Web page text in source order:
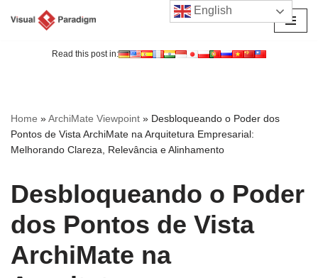
Read this post in:
Home »ArchiMate Viewpoint » Desbloqueando o Poder dos
Pontos de Vista ArchiMate na Arquitetura Empresarial:
Melhorando Clareza, Relevância e Alinhamento
Desbloqueando o Poder
dos Pontos de Vista
ArchiMate na
English